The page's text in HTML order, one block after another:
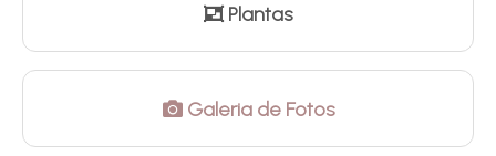
Plantas
Galeria de Fotos